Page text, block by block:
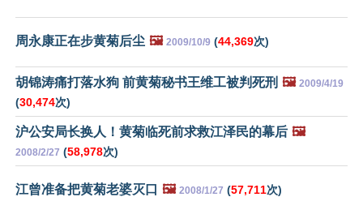
周永康正在步黄菊后尘 🖼️ 2009/10/9 (44,369次)
胡锦涛痛打落水狗 前黄菊秘书王维工被判死刑 🖼️ 2009/4/19
(30,474次)
沪公安局长换人！黄菊临死前求救江泽民的幕后 🖼️
2008/2/27 (58,978次)
江曾准备把黄菊老婆灭口 🖼️ 2008/1/27 (57,711次)